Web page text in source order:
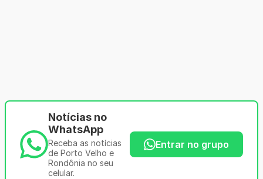
Notícias no
WhatsApp
Receba as notícias
de Porto Velho e
Rondônia no seu
celular.
Entrar no grupo